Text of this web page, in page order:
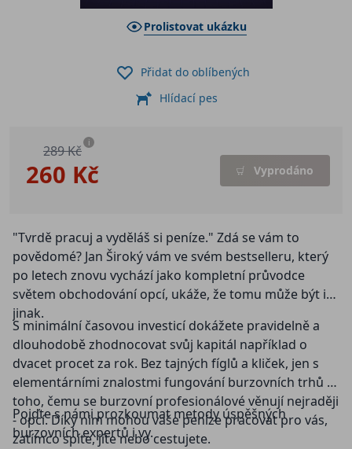
Prolistovat ukázku
260 Kč
289 Kč i
Vyprodáno
Přidat do oblíbených
Hlídací pes
"Tvrdě pracuj a vyděláš si peníze." Zdá se vám to
povědomé? Jan Široký vám ve svém bestselleru, který
po letech znovu vychází jako kompletní průvodce
světem obchodování opcí, ukáže, že tomu může být i
jinak.
S minimální časovou investicí dokážete pravidelně a
dlouhodobě zhodnocovat svůj kapitál například o
dvacet procet za rok. Bez tajných fíglů a kliček, jen s
elementárními znalostmi fungování burzovních trhů a
toho, čemu se burzovní profesionálové věnují nejraději
- opcí. Díky nim mohou vaše peníze pracovat pro vás,
zatímco spíte, jíte nebo cestujete.
Pojďte s námi prozkoumat metody úspěšných
burzovních expertů i vy.